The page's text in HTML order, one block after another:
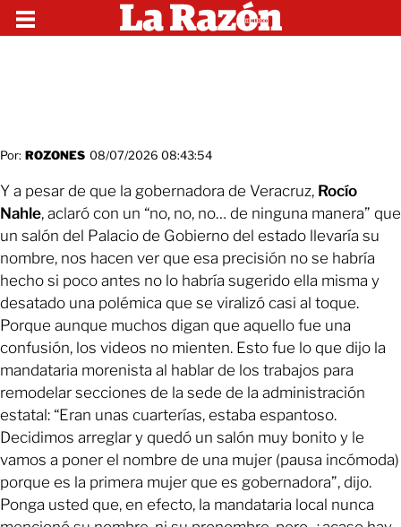
Por: ROZONES 08/07/2026 08:43:54
Y a pesar de que la gobernadora de Veracruz, Rocío
Nahle, aclaró con un “no, no, no… de ninguna manera” que
un salón del Palacio de Gobierno del estado llevaría su
nombre, nos hacen ver que esa precisión no se habría
hecho si poco antes no lo habría sugerido ella misma y
desatado una polémica que se viralizó casi al toque.
Porque aunque muchos digan que aquello fue una
confusión, los videos no mienten. Esto fue lo que dijo la
mandataria morenista al hablar de los trabajos para
remodelar secciones de la sede de la administración
estatal: “Eran unas cuarterías, estaba espantoso.
Decidimos arreglar y quedó un salón muy bonito y le
vamos a poner el nombre de una mujer (pausa incómoda)
porque es la primera mujer que es gobernadora”, dijo.
Ponga usted que, en efecto, la mandataria local nunca